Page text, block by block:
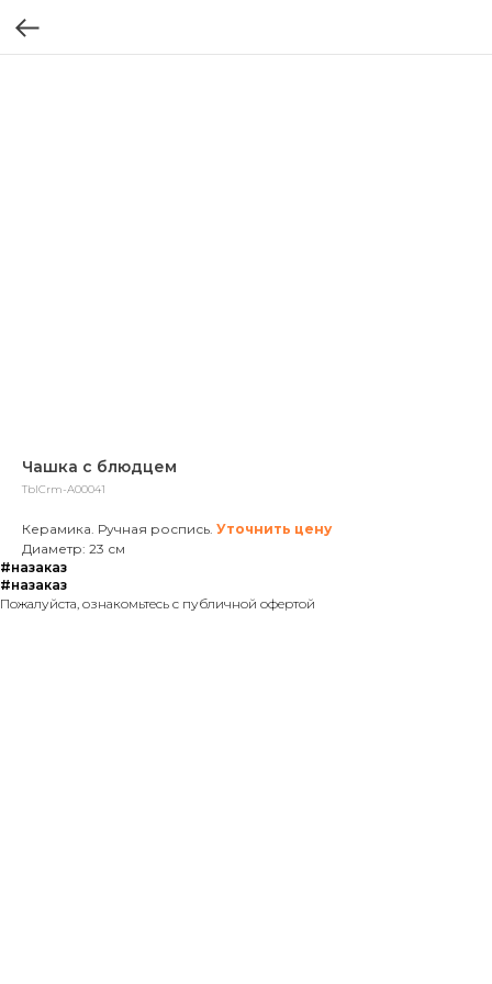
Чашка с блюдцем
TblCrm-A00041
Керамика. Ручная роспись. Уточнить цену
Диаметр: 23 см
#назаказ
#назаказ
Пожалуйста, ознакомьтесь с публичной офертой